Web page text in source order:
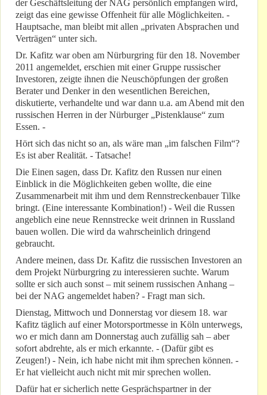
der Geschäftsleitung der NAG persönlich empfangen wird,
zeigt das eine gewisse Offenheit für alle Möglichkeiten. -
Hauptsache, man bleibt mit allen „privaten Absprachen und
Verträgen“ unter sich.
Dr. Kafitz war oben am Nürburgring für den 18. November
2011 angemeldet, erschien mit einer Gruppe russischer
Investoren, zeigte ihnen die Neuschöpfungen der großen
Berater und Denker in den wesentlichen Bereichen,
diskutierte, verhandelte und war dann u.a. am Abend mit den
russischen Herren in der Nürburger „Pistenklause“ zum
Essen. -
Hört sich das nicht so an, als wäre man „im falschen Film“?
Es ist aber Realität. - Tatsache!
Die Einen sagen, dass Dr. Kafitz den Russen nur einen
Einblick in die Möglichkeiten geben wollte, die eine
Zusammenarbeit mit ihm und dem Rennstreckenbauer Tilke
bringt. (Eine interessante Kombination!) - Weil die Russen
angeblich eine neue Rennstrecke weit drinnen in Russland
bauen wollen. Die wird da wahrscheinlich dringend
gebraucht.
Andere meinen, dass Dr. Kafitz die russischen Investoren an
dem Projekt Nürburgring zu interessieren suchte. Warum
sollte er sich auch sonst – mit seinem russischen Anhang –
bei der NAG angemeldet haben? - Fragt man sich.
Dienstag, Mittwoch und Donnerstag vor diesem 18. war
Kafitz täglich auf einer Motorsportmesse in Köln unterwegs,
wo er mich dann am Donnerstag auch zufällig sah – aber
sofort abdrehte, als er mich erkannte. - (Dafür gibt es
Zeugen!) - Nein, ich habe nicht mit ihm sprechen können. -
Er hat vielleicht auch nicht mit mir sprechen wollen.
Dafür hat er sicherlich nette Gesprächspartner in der